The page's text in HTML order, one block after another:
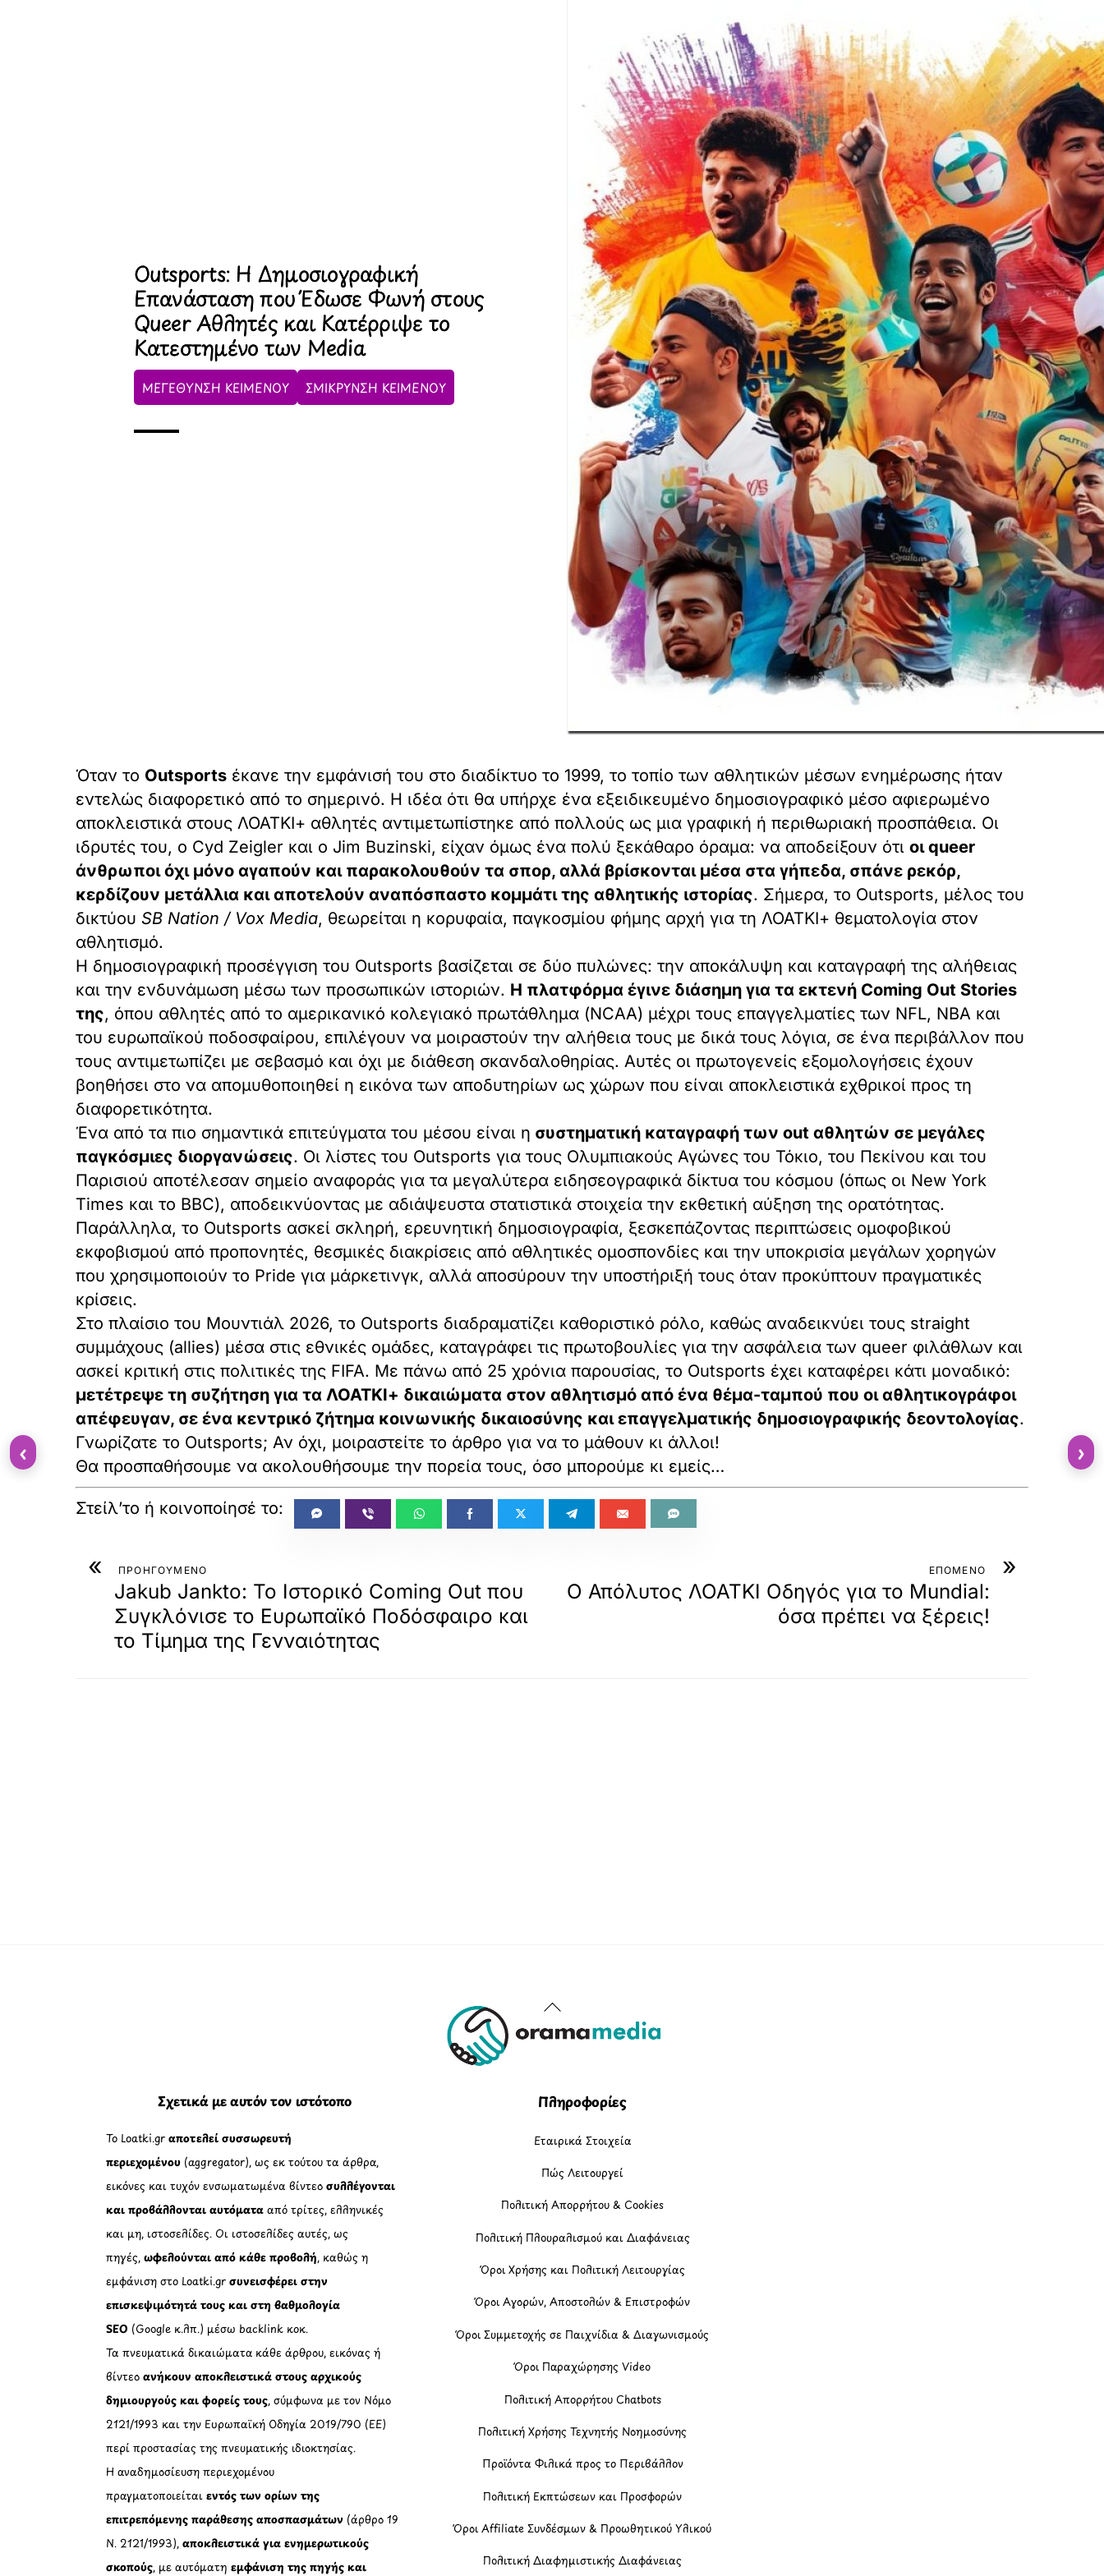
Outsports: Η Δημοσιογραφική
Επανάσταση που Έδωσε Φωνή στους
Queer Αθλητές και Κατέρριψε το
Κατεστημένο των Media
ΜΕΓΕΘΥΝΣΗ ΚΕΙΜΕΝΟΥ ΣΜΙΚΡΥΝΣΗ ΚΕΙΜΕΝΟΥ
Όταν το Outsports έκανε την εμφάνισή του στο διαδίκτυο το 1999, το τοπίο των αθλητικών μέσων ενημέρωσης ήταν
εντελώς διαφορετικό από το σημερινό. Η ιδέα ότι θα υπήρχε ένα εξειδικευμένο δημοσιογραφικό μέσο αφιερωμένο
αποκλειστικά στους ΛΟΑΤΚΙ+ αθλητές αντιμετωπίστηκε από πολλούς ως μια γραφική ή περιθωριακή προσπάθεια. Οι
ιδρυτές του, ο Cyd Zeigler και ο Jim Buzinski, είχαν όμως ένα πολύ ξεκάθαρο όραμα: να αποδείξουν ότι οι queer
άνθρωποι όχι μόνο αγαπούν και παρακολουθούν τα σπορ, αλλά βρίσκονται μέσα στα γήπεδα, σπάνε ρεκόρ,
κερδίζουν μετάλλια και αποτελούν αναπόσπαστο κομμάτι της αθλητικής ιστορίας. Σήμερα, το Outsports, μέλος του
δικτύου SB Nation / Vox Media, θεωρείται η κορυφαία, παγκοσμίου φήμης αρχή για τη ΛΟΑΤΚΙ+ θεματολογία στον
αθλητισμό.
Η δημοσιογραφική προσέγγιση του Outsports βασίζεται σε δύο πυλώνες: την αποκάλυψη και καταγραφή της αλήθειας
και την ενδυνάμωση μέσω των προσωπικών ιστοριών. Η πλατφόρμα έγινε διάσημη για τα εκτενή Coming Out Stories
της, όπου αθλητές από το αμερικανικό κολεγιακό πρωτάθλημα (NCAA) μέχρι τους επαγγελματίες των NFL, NBA και
του ευρωπαϊκού ποδοσφαίρου, επιλέγουν να μοιραστούν την αλήθεια τους με δικά τους λόγια, σε ένα περιβάλλον που
τους αντιμετωπίζει με σεβασμό και όχι με διάθεση σκανδαλοθηρίας. Αυτές οι πρωτογενείς εξομολογήσεις έχουν
βοηθήσει στο να απομυθοποιηθεί η εικόνα των αποδυτηρίων ως χώρων που είναι αποκλειστικά εχθρικοί προς τη
διαφορετικότητα.
Ένα από τα πιο σημαντικά επιτεύγματα του μέσου είναι η συστηματική καταγραφή των out αθλητών σε μεγάλες
παγκόσμιες διοργανώσεις. Οι λίστες του Outsports για τους Ολυμπιακούς Αγώνες του Τόκιο, του Πεκίνου και του
Παρισιού αποτέλεσαν σημείο αναφοράς για τα μεγαλύτερα ειδησεογραφικά δίκτυα του κόσμου (όπως οι New York
Times και το BBC), αποδεικνύοντας με αδιάψευστα στατιστικά στοιχεία την εκθετική αύξηση της ορατότητας.
Παράλληλα, το Outsports ασκεί σκληρή, ερευνητική δημοσιογραφία, ξεσκεπάζοντας περιπτώσεις ομοφοβικού
εκφοβισμού από προπονητές, θεσμικές διακρίσεις από αθλητικές ομοσπονδίες και την υποκρισία μεγάλων χορηγών
που χρησιμοποιούν το Pride για μάρκετινγκ, αλλά αποσύρουν την υποστήριξή τους όταν προκύπτουν πραγματικές
κρίσεις.
Στο πλαίσιο του Μουντιάλ 2026, το Outsports διαδραματίζει καθοριστικό ρόλο, καθώς αναδεικνύει τους straight
συμμάχους (allies) μέσα στις εθνικές ομάδες, καταγράφει τις πρωτοβουλίες για την ασφάλεια των queer φιλάθλων και
ασκεί κριτική στις πολιτικές της FIFA. Με πάνω από 25 χρόνια παρουσίας, το Outsports έχει καταφέρει κάτι μοναδικό:
μετέτρεψε τη συζήτηση για τα ΛΟΑΤΚΙ+ δικαιώματα στον αθλητισμό από ένα θέμα-ταμπού που οι αθλητικογράφοι
απέφευγαν, σε ένα κεντρικό ζήτημα κοινωνικής δικαιοσύνης και επαγγελματικής δημοσιογραφικής δεοντολογίας.
Γνωρίζατε το Outsports; Αν όχι, μοιραστείτε το άρθρο για να το μάθουν κι άλλοι!
Θα προσπαθήσουμε να ακολουθήσουμε την πορεία τους, όσο μπορούμε κι εμείς…
« ΠΡΟΗΓΟΥΜΕΝΟ
Jakub Jankto: Το Ιστορικό Coming Out που
Συγκλόνισε το Ευρωπαϊκό Ποδόσφαιρο και
το Τίμημα της Γενναιότητας
»
ΕΠΟΜΕΝΟ
Ο Απόλυτος ΛΟΑΤΚΙ Οδηγός για το Mundial:
όσα πρέπει να ξέρεις!
Back
To
Σχετικά με αυτόν τον ιστότοπο
Το Loatki.grαποτελεί συσσωρευτή
περιεχομένου (aggregator), ως εκ τούτου τα άρθρα,
εικόνες και τυχόν ενσωματωμένα βίντεοσυλλέγονται
και προβάλλονται αυτόματααπό τρίτες, ελληνικές
και μη, ιστοσελίδες. Οι ιστοσελίδες αυτές, ως
πηγές,ωφελούνται από κάθε προβολή, καθώς η
εμφάνιση στο Loatki.gr συνεισφέρει στην
επισκεψιμότητά τους και στη βαθμολογία
SEO (Google κ.λπ.) μέσω backlink κοκ.
Τα πνευματικά δικαιώματα κάθε άρθρου, εικόνας ή
βίντεοανήκουν αποκλειστικά στους αρχικούς
δημιουργούς και φορείς τους, σύμφωνα με τον Νόμο
2121/1993 και την Ευρωπαϊκή Οδηγία 2019/790 (ΕΕ)
περί προστασίας της πνευματικής ιδιοκτησίας.
Η αναδημοσίευση περιεχομένου
πραγματοποιείταιεντός των ορίων της
επιτρεπόμενης παράθεσης αποσπασμάτων (άρθρο 19
Ν. 2121/1993), αποκλειστικά για ενημερωτικούς
σκοπούς, με αυτόματηεμφάνιση της πηγής και
Πληροφορίες
Εταιρικά Στοιχεία
Πώς Λειτουργεί
Πολιτική Απορρήτου & Cookies
Πολιτική Πλουραλισμού και Διαφάνειας
Όροι Χρήσης και Πολιτική Λειτουργίας
Όροι Αγορών, Αποστολών & Επιστροφών
Όροι Συμμετοχής σε Παιχνίδια & Διαγωνισμούς
Όροι Παραχώρησης Video
Πολιτική Απορρήτου Chatbots
Πολιτική Χρήσης Τεχνητής Νοημοσύνης
Προϊόντα Φιλικά προς το Περιβάλλον
Πολιτική Εκπτώσεων και Προσφορών
Όροι Affiliate Συνδέσμων & Προωθητικού Υλικού
Πολιτική Διαφημιστικής Διαφάνειας
‹ ›